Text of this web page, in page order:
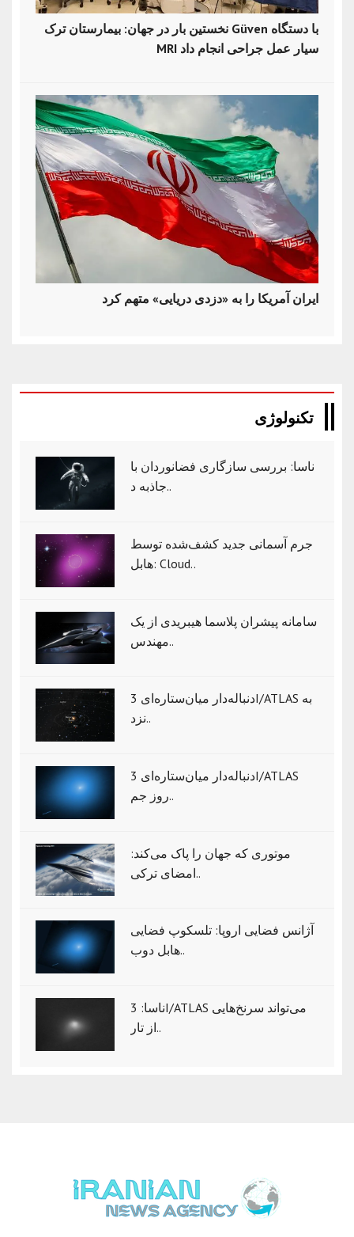
نخستین بار در جهان: بیمارستان ترک Güven با دستگاه
MRI سیار عمل جراحی انجام داد
ایران آمریکا را به «دزدی دریایی» متهم کرد
تکنولوژی
ناسا: بررسی سازگاری فضانوردان با
جاذبه د..
جرم آسمانی جدید کشف‌شده توسط
هابل: Cloud..
سامانه پیشران پلاسما هیبریدی از یک
مهندس..
دنباله‌دار میان‌ستاره‌ای 3I/ATLAS به
نزد..
دنباله‌دار میان‌ستاره‌ای 3I/ATLAS
روز جم..
موتوری که جهان را پاک می‌کند:
امضای ترکی..
آژانس فضایی اروپا: تلسکوپ فضایی
هابل دوب..
ناسا: 3I/ATLAS می‌تواند سرنخ‌هایی
از تار..